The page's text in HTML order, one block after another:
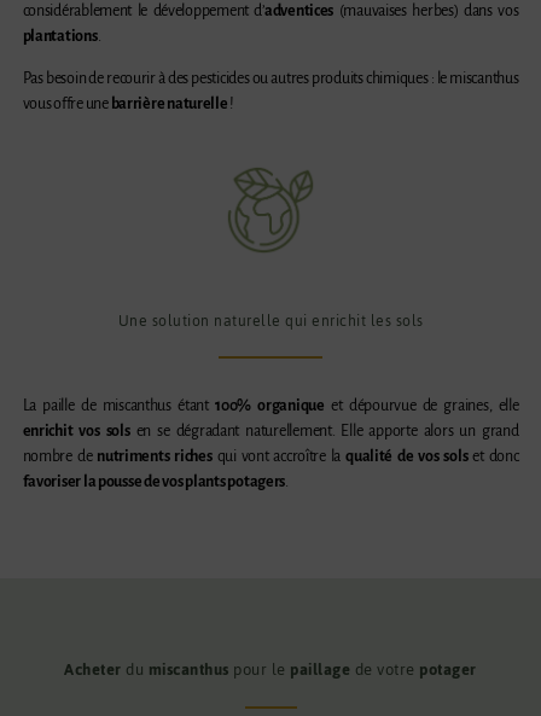
considérablement le développement d’adventices (mauvaises herbes) dans vos
plantations.
Pas besoin de recourir à des pesticides ou autres produits chimiques : le miscanthus
vous offre unebarrière naturelle !
Une solution naturelle qui enrichit les sols
La paille de miscanthus étant100% organique et dépourvue de graines, elle
enrichit vos solsen se dégradant naturellement. Elle apporte alors un grand
nombre de nutriments richesqui vont accroître laqualité de vos solset donc
favoriser la pousse de vos plants potagers.
Acheter du miscanthus pour le paillage de votre potager